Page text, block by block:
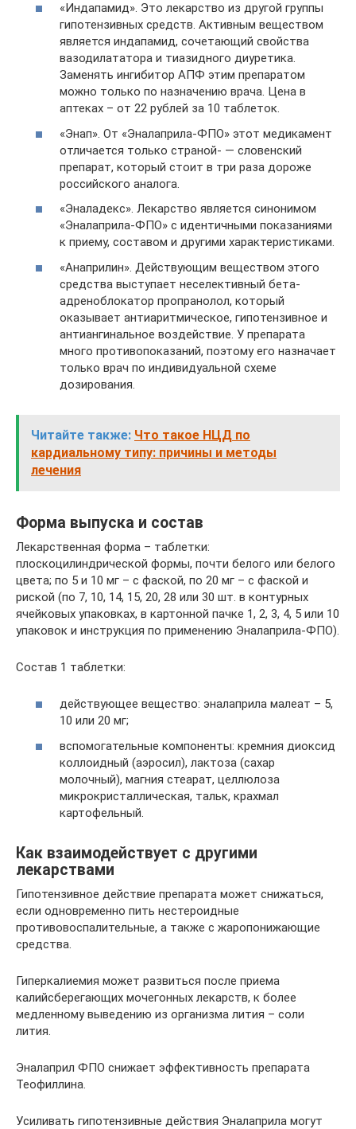
«Индапамид». Это лекарство из другой группы
гипотензивных средств. Активным веществом
является индапамид, сочетающий свойства
вазодилататора и тиазидного диуретика.
Заменять ингибитор АПФ этим препаратом
можно только по назначению врача. Цена в
аптеках – от 22 рублей за 10 таблеток.
«Энап». От «Эналаприла-ФПО» этот медикамент
отличается только страной- — словенский
препарат, который стоит в три раза дороже
российского аналога.
«Эналадекс». Лекарство является синонимом
«Эналаприла-ФПО» с идентичными показаниями
к приему, составом и другими характеристиками.
«Анаприлин». Действующим веществом этого
средства выступает неселективный бета-
адреноблокатор пропранолол, который
оказывает антиаритмическое, гипотензивное и
антиангинальное воздействие. У препарата
много противопоказаний, поэтому его назначает
только врач по индивидуальной схеме
дозирования.
Читайте также: Что такое НЦД по
кардиальному типу: причины и методы
лечения
Форма выпуска и состав
Лекарственная форма – таблетки:
плоскоцилиндрической формы, почти белого или белого
цвета; по 5 и 10 мг – с фаской, по 20 мг – с фаской и
риской (по 7, 10, 14, 15, 20, 28 или 30 шт. в контурных
ячейковых упаковках, в картонной пачке 1, 2, 3, 4, 5 или 10
упаковок и инструкция по применению Эналаприла-ФПО).
Состав 1 таблетки:
действующее вещество: эналаприла малеат – 5,
10 или 20 мг;
вспомогательные компоненты: кремния диоксид
коллоидный (аэросил), лактоза (сахар
молочный), магния стеарат, целлюлоза
микрокристаллическая, тальк, крахмал
картофельный.
Как взаимодействует с другими
лекарствами
Гипотензивное действие препарата может снижаться,
если одновременно пить нестероидные
противовоспалительные, а также с жаропонижающие
средства.
Гиперкалиемия может развиться после приема
калийсберегающих мочегонных лекарств, к более
медленному выведению из организма лития – соли
лития.
Эналаприл ФПО снижает эффективность препарата
Теофиллина.
Усиливать гипотензивные действия Эналаприла могут